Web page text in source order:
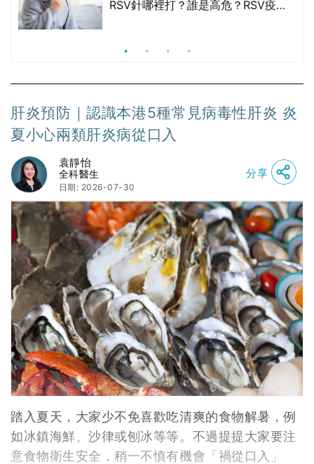
RSV針哪裡打？誰是高危？RSV疫苗
肝炎預防｜認識本港5種常見病毒性肝炎 炎
夏小心兩類肝炎病從口入
袁靜怡
全科醫生
日期: 2026-07-30
分享
踏入夏天，大家少不免喜歡吃清爽的食物解暑，例
如冰鎮海鮮、沙律或刨冰等等。不過提提大家要注
意食物衛生安全，稍一不慎有機會「禍從口入」